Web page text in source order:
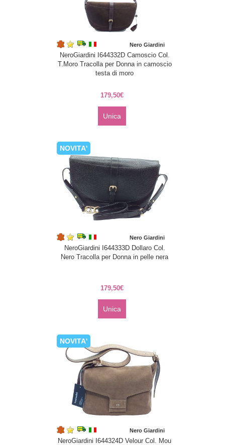
Nero Giardini
NeroGiardini I644332D Camoscio Col.
T.Moro Tracolla per Donna in camoscio
testa di moro
179,50€
Unica
NOVITA'
Nero Giardini
NeroGiardini I644333D Dollaro Col.
Nero Tracolla per Donna in pelle nera
179,50€
Unica
NOVITA'
Nero Giardini
NeroGiardini I644324D Velour Col. Mou